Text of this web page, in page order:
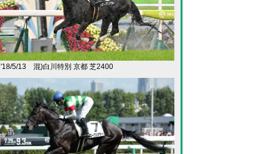
'18/5/13 混)白川特別 京都 芝2400